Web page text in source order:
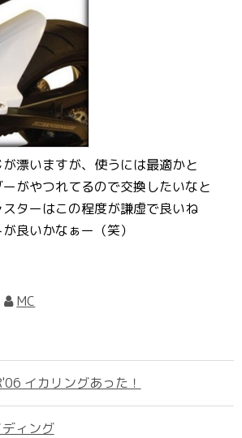
漂いますが、使うには最適かと
がやつれてるので交換したいなと
ターはこの程度が謙虚で良いね
良いかなぁー（笑）
MC
イカリングあった！
ィング